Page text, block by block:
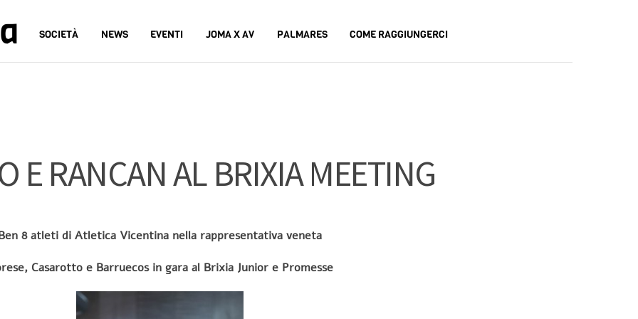
SOCIETÀ NEWS EVENTI JOMA X AV PALMARES COME RAGGIUNGERCI
E RANCAN AL BRIXIA MEETING
8 atleti di Atletica Vicentina nella rappresentativa veneta
Casarotto e Barruecos in gara al Brixia Junior e Promesse